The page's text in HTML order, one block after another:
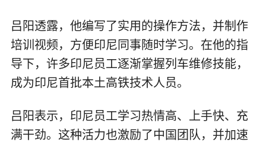
吕阳透露，他编写了实用的操作方法，并制作
培训视频，方便印尼同事随时学习。在他的指
导下，许多印尼员工逐渐掌握列车维修技能，
成为印尼首批本土高铁技术人员。
吕阳表示，印尼员工学习热情高、上手快、充
满干劲。这种活力也激励了中国团队，并加速